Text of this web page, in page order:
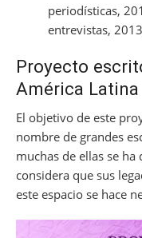
periodísticas,
entrevistas,
Proyecto
América Latina
El objetivo de este
nombre de grandes
muchas de ellas se
considera que sus
este espacio se hace